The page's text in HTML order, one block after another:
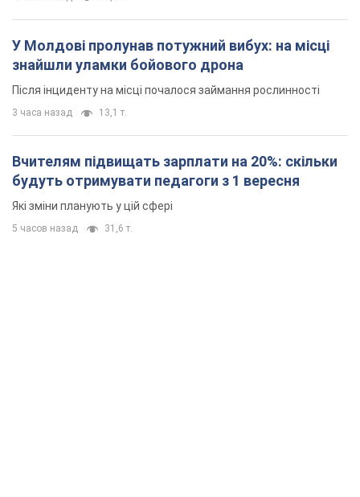
У Молдові пролунав потужний вибух: на місці
знайшли уламки бойового дрона
Після інциденту на місці почалося займання рослинності
3 часа назад 13,1 т.
Вчителям підвищать зарплати на 20%: скільки
будуть отримувати педагоги з 1 вересня
Які зміни планують у цій сфері
5 часов назад 31,6 т.